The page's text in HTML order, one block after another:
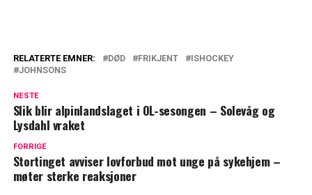
RELATERTE EMNER: DØD FRIKJENT
ISHOCKEY
JOHNSONS
NESTE
Slik blir alpinlandslaget i OL-sesongen – Solevåg og
Lysdahl vraket
FORRIGE
Stortinget avviser lovforbud mot unge på sykehjem –
møter sterke reaksjoner